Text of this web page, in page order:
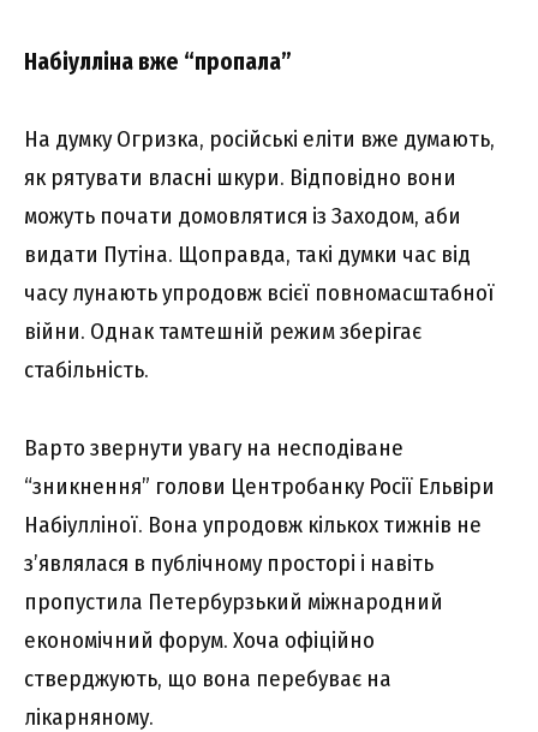
Набіулліна вже “пропала”
На думку Огризка, російські еліти вже думають,
як рятувати власні шкури. Відповідно вони
можуть почати домовлятися із Заходом, аби
видати Путіна. Щоправда, такі думки час від
часу лунають упродовж всієї повномасштабної
війни. Однак тамтешній режим зберігає
стабільність.
Варто звернути увагу на несподіване
“зникнення” голови Центробанку Росії Ельвіри
Набіулліної. Вона упродовж кількох тижнів не
з’являлася в публічному просторі і навіть
пропустила Петербурзький міжнародний
економічний форум. Хоча офіційно
стверджують, що вона перебуває на
лікарняному.